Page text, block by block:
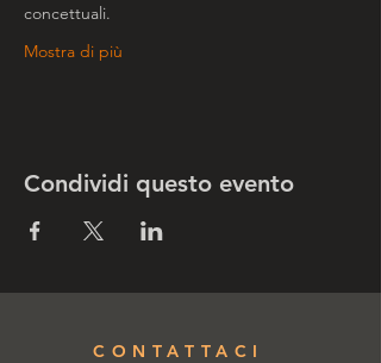
concettuali.
Mostra di più
Condividi questo evento
CONTATTACI